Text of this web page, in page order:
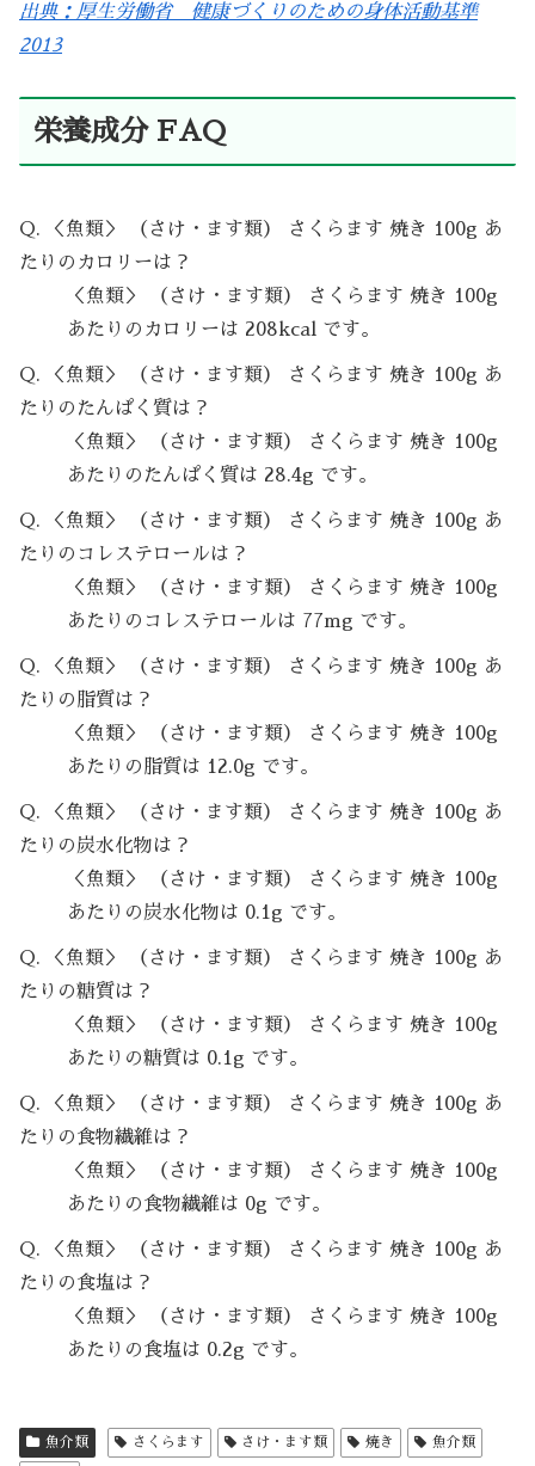
出典：厚生労働省 健康づくりのための身体活動基準
2013
栄養成分 FAQ
Q. ＜魚類＞ （さけ・ます類） さくらます 焼き 100g あ
たりのカロリーは？
＜魚類＞ （さけ・ます類） さくらます 焼き 100g
あたりのカロリーは 208kcal です。
Q. ＜魚類＞ （さけ・ます類） さくらます 焼き 100g あ
たりのたんぱく質は？
＜魚類＞ （さけ・ます類） さくらます 焼き 100g
あたりのたんぱく質は 28.4g です。
Q. ＜魚類＞ （さけ・ます類） さくらます 焼き 100g あ
たりのコレステロールは？
＜魚類＞ （さけ・ます類） さくらます 焼き 100g
あたりのコレステロールは 77mg です。
Q. ＜魚類＞ （さけ・ます類） さくらます 焼き 100g あ
たりの脂質は？
＜魚類＞ （さけ・ます類） さくらます 焼き 100g
あたりの脂質は 12.0g です。
Q. ＜魚類＞ （さけ・ます類） さくらます 焼き 100g あ
たりの炭水化物は？
＜魚類＞ （さけ・ます類） さくらます 焼き 100g
あたりの炭水化物は 0.1g です。
Q. ＜魚類＞ （さけ・ます類） さくらます 焼き 100g あ
たりの糖質は？
＜魚類＞ （さけ・ます類） さくらます 焼き 100g
あたりの糖質は 0.1g です。
Q. ＜魚類＞ （さけ・ます類） さくらます 焼き 100g あ
たりの食物繊維は？
＜魚類＞ （さけ・ます類） さくらます 焼き 100g
あたりの食物繊維は 0g です。
Q. ＜魚類＞ （さけ・ます類） さくらます 焼き 100g あ
たりの食塩は？
＜魚類＞ （さけ・ます類） さくらます 焼き 100g
あたりの食塩は 0.2g です。
魚介類 さくらます さけ・ます類 焼き 魚介類